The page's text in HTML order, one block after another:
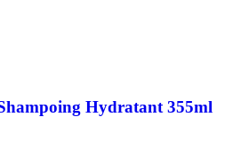
Hydratant 355ml